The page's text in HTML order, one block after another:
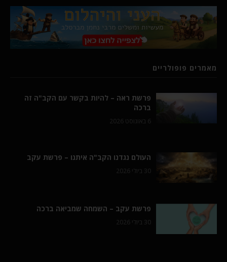
מאמרים פופולריים
פרשת ראה – להיות בקשר עם הקב"ה זה
ברכה
6 באוגוסט 2026
העולם נגדנו הקב"ה איתנו – פרשת עקב
30 ביולי 2026
פרשת עקב – השמחה שמביאה ברכה
30 ביולי 2026